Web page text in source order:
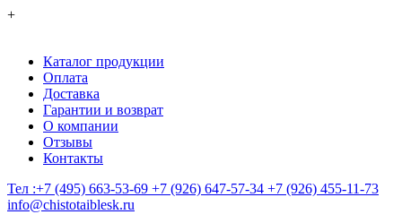
+
Каталог продукции
Оплата
Доставка
Гарантии и возврат
О компании
Отзывы
Контакты
Тел :+7 (495) 663-53-69 +7 (926) 647-57-34 +7 (926) 455-11-73
info@chistotaiblesk.ru